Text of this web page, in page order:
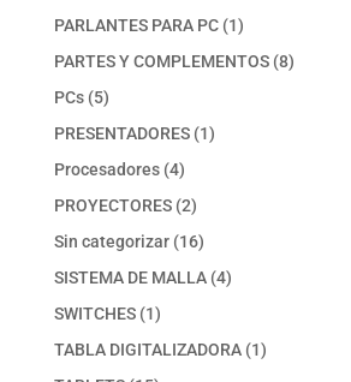
productos
PARLANTES PARA PC 11
producto
PARTES Y COMPLEMENTOS 88
PCs 55
productos
PRESENTADORES 11
Procesadores 44
productos
PROYECTORES 22
productos
Sin categorizar 1616
productos
SISTEMA DE MALLA 44
SWITCHES 11
producto
TABLA DIGITALIZADORA 11